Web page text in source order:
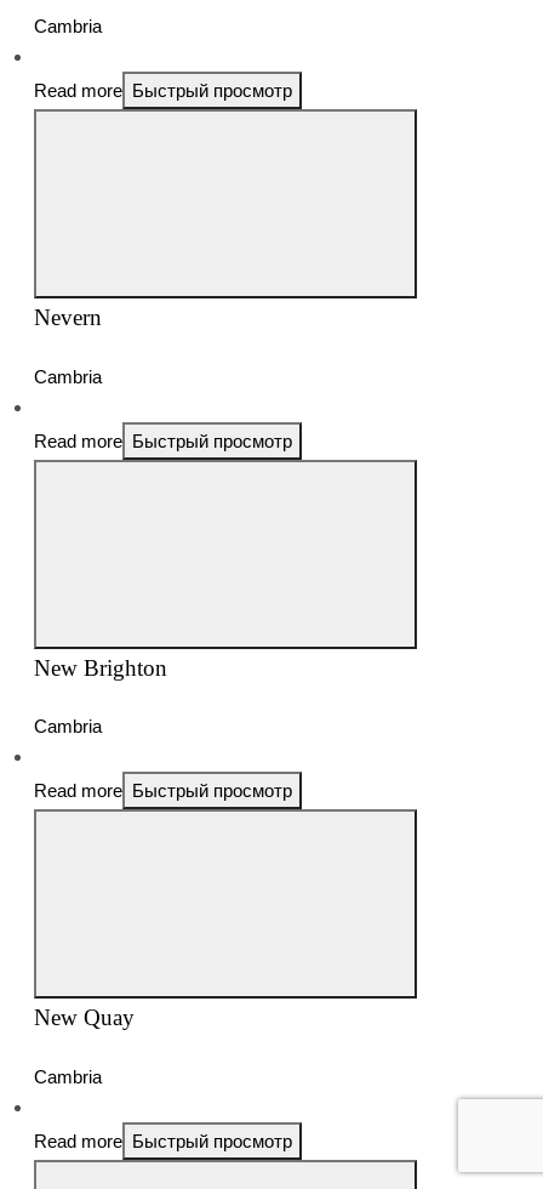
Cambria
Read more Быстрый просмотр
Nevern
Cambria
Read more Быстрый просмотр
New Brighton
Cambria
Read more Быстрый просмотр
New Quay
Cambria
Read more Быстрый просмотр